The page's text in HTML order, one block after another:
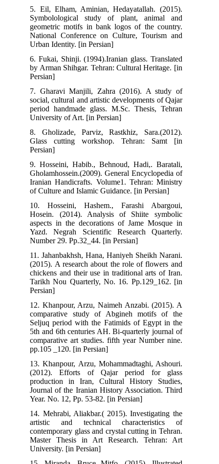
5. Eil, Elham, Aminian, Hedayatallah. (2015).
Symbolological study of plant, animal and
geometric motifs in bank logos of the country.
National Conference on Culture, Tourism and
Urban Identity. [in Persian]
6. Fukai, Shinji. (1994).Iranian glass. Translated
by Arman Shihgar. Tehran: Cultural Heritage. [in
7. Gharavi Manjili, Zahra (2016). A study of
social, cultural and artistic developments of Qajar
period handmade glass. M.Sc. Thesis, Tehran
University of Art. [in Persian]
8. Gholizade, Parviz, Rastkhiz, Sara.(2012).
Glass cutting workshop. Tehran: Samt [in
9. Hosseini, Habib., Behnoud, Hadi,. Baratali,
Gholamhossein.(2009). General Encyclopedia of
Iranian Handicrafts. Volume1. Tehran: Ministry
of Culture and Islamic Guidance. [in Persian]
10. Hosseini, Hashem., Farashi Abargoui,
Hosein. (2014). Analysis of Shiite symbolic
aspects in the decorations of Jame Mosque in
Yazd. Negrah Scientific Research Quarterly.
Number 29. Pp.32_44. [in Persian]
11. Jahanbakhsh, Hana, Haniyeh Sheikh Narani.
(2015). A research about the role of flowers and
chickens and their use in traditional arts of Iran.
Tarikh Nou Quarterly, No. 16. Pp.129_162. [in
12. Khanpour, Arzu, Naimeh Anzabi. (2015). A
comparative study of Abgineh motifs of the
Seljuq period with the Fatimids of Egypt in the
5th and 6th centuries AH. Bi-quarterly journal of
comparative art studies. fifth year Number nine.
pp.105 _120. [in Persian]
13. Khanpour, Arzu, Mohammadtaghi, Ashouri.
(2012). Efforts of Qajar period for glass
production in Iran, Cultural History Studies,
Journal of the Iranian History Association. Third
Year. No. 12, Pp. 53-82. [in Persian]
14. Mehrabi, Aliakbar.( 2015). Investigating the
artistic and technical characteristics of
contemporary glass and crystal cutting in Tehran.
Master Thesis in Art Research. Tehran: Art
University. [in Persian]